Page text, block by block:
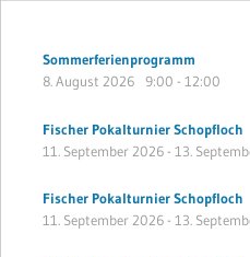
Sommerferienprogramm
8. August 2026 9:00 - 12:00
Fischer Pokalturnier Schopfloch
11. September 2026- 13.
Fischer Pokalturnier Schopfloch
11. September 2026- 13.